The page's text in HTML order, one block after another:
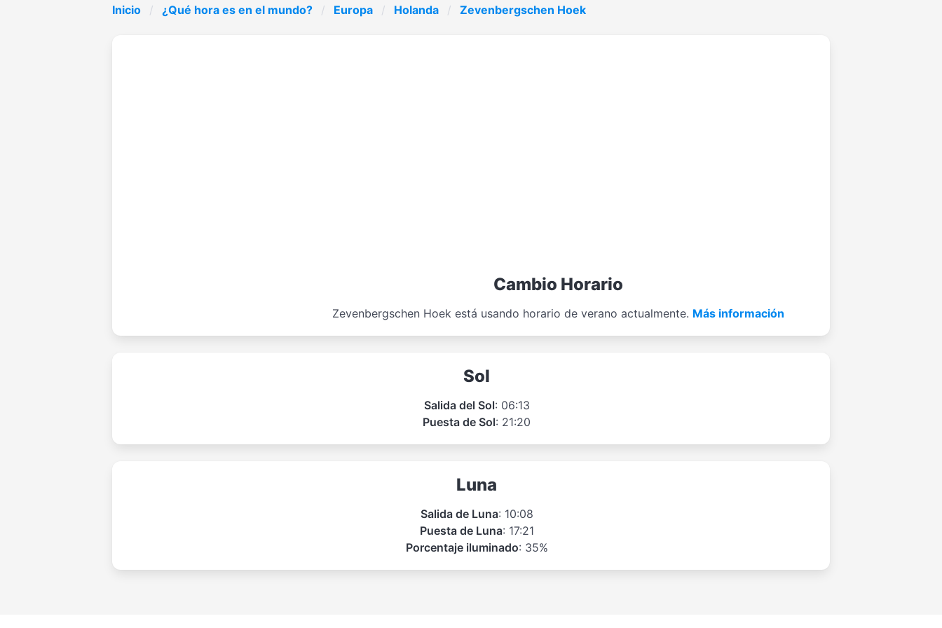
Inicio ¿Qué hora es en el mundo? Europa Holanda Zevenbergschen Hoek
Cambio Horario
Zevenbergschen Hoek está usando horario de verano actualmente. Más información
Sol
Salida del Sol: 06:13
Puesta de Sol: 21:20
Luna
Salida de Luna: 10:08
Puesta de Luna: 17:21
Porcentaje iluminado: 35%